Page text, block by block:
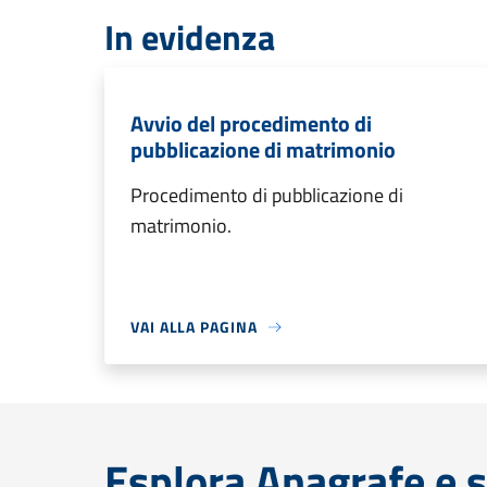
In evidenza
Avvio del procedimento di
pubblicazione di matrimonio
Procedimento di pubblicazione di
matrimonio.
VAI ALLA PAGINA